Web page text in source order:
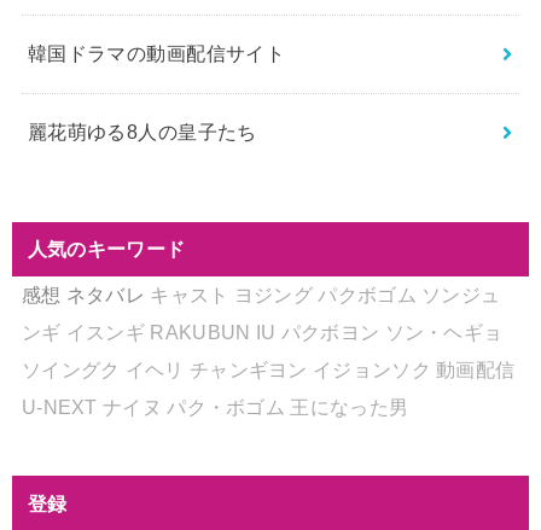
韓国ドラマの動画配信サイト
麗花萌ゆる8人の皇子たち
人気のキーワード
感想 ネタバレ キャスト ヨジング パクボゴム ソンジュ
ンギ イスンギ RAKUBUN IU パクボヨン ソン・ヘギョ
ソイングク イヘリ チャンギヨン イジョンソク 動画配信
U-NEXT ナイヌ パク・ボゴム 王になった男
登録